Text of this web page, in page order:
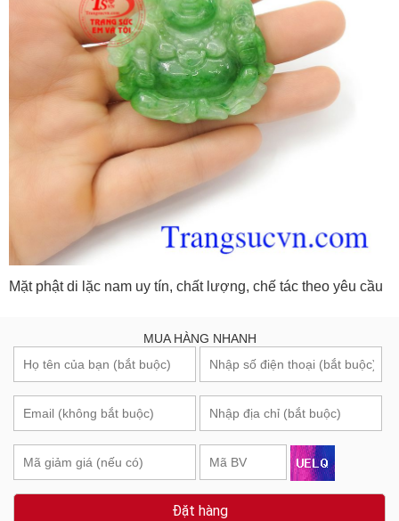
Mặt phật di lặc nam uy tín, chất lượng, chế tác theo yêu cầu
MUA HÀNG NHANH
Đặt hàng